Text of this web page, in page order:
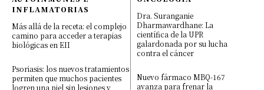
INFLAMATORIAS
Más allá de la receta: el complejo
camino para acceder a terapias
biológicas en EII
Psoriasis: los nuevos tratamientos
permiten que muchos pacientes
logren una piel sin lesiones y
Dra. Suranganie
Dharmawardhane: La
científica de la UPR
galardonada por su lucha
contra el cáncer
Nuevo fármaco MBQ-167
avanza para frenar la